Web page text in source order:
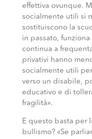
effettiva ovunque.
socialmente utili si
sostituiscono la
in passato,
continua a
privativi hanno
socialmente utili
verso un disabile,
educativo e di
fragilità».
E questo basta per
bullismo? «Se